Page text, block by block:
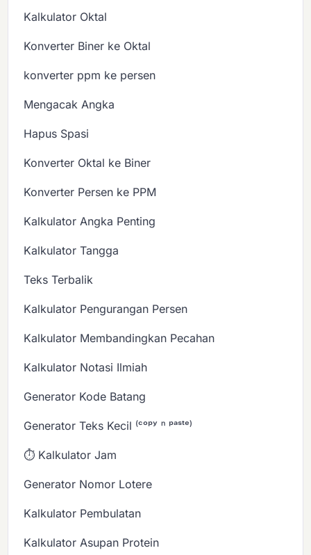
Kalkulator Oktal
Konverter Biner ke Oktal
konverter ppm ke persen
Mengacak Angka
Hapus Spasi
Konverter Oktal ke Biner
Konverter Persen ke PPM
Kalkulator Angka Penting
Kalkulator Tangga
Teks Terbalik
Kalkulator Pengurangan Persen
Kalkulator Membandingkan Pecahan
Kalkulator Notasi Ilmiah
Generator Kode Batang
Generator Teks Kecil ⁽ᶜᵒᵖʸ ⁿ ᵖᵃˢᵗᵉ⁾
⏱️ Kalkulator Jam
Generator Nomor Lotere
Kalkulator Pembulatan
Kalkulator Asupan Protein